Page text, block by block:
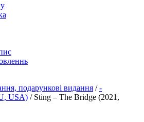
подарункові видання /-
USA) / Sting – The Bridge (2021,